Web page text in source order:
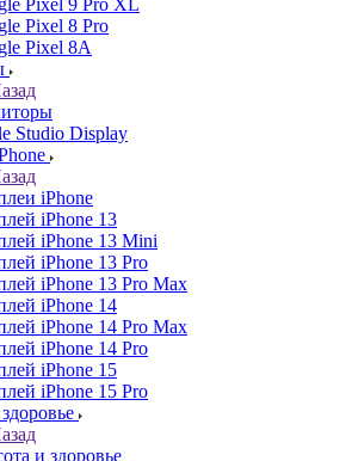
Pixel 9 Pro XL
Pixel 8 Pro
Pixel 8A
Studio Display
iPhone
iPhone 13
iPhone 13 Mini
iPhone 13 Pro
iPhone 13 Pro Max
iPhone 14
iPhone 14 Pro Max
iPhone 14 Pro
iPhone 15
iPhone 15 Pro
и здоровье